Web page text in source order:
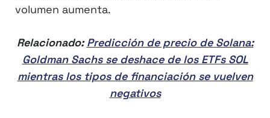
volumen aumenta.
Relacionado:Predicción de precio de Solana:
Goldman Sachs se deshace de los ETFs SOL
mientras los tipos de financiación se vuelven
negativos